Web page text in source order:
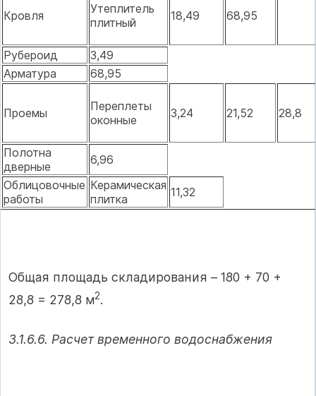
Кровля
Утеплитель
плитный
18,49 68,95
Рубероид
3,49
Арматура
68,95
Проемы
Переплеты
оконные
3,24 21,52 28,8
Полотна
дверные
6,96
Облицовочные
работы
Керамическая
плитка
11,32
Общая площадь складирования – 180 + 70 +
28,8 = 278,8 м2.
3.1.6.6. Расчет временного водоснабжения